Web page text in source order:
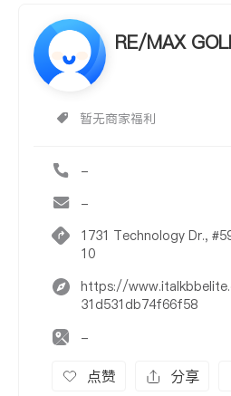
RE/MAX
暂无商家福利
-
-
1731 Technology Dr.,
10
https://
31d531db74f66f58
-
点赞 分享